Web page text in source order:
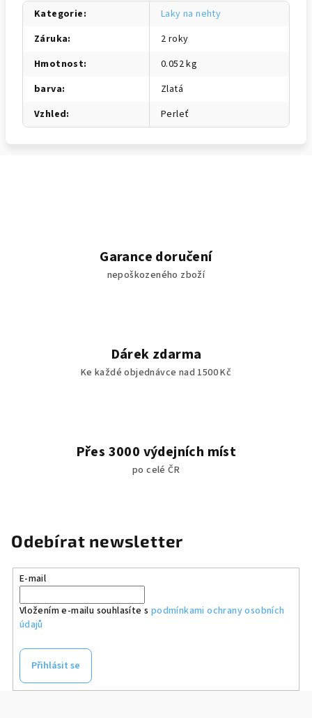
Kategorie:
Laky na nehty
Záruka:
2 roky
Hmotnost:
0.052 kg
barva:
Zlatá
Vzhled: Perleť
Garance doručení
nepoškozeného zboží
Dárek zdarma
Ke každé objednávce nad 1500 Kč
Přes 3000 výdejních míst
po celé ČR
Odebírat newsletter
E-mail
Vložením e-mailu souhlasíte s podmínkami ochrany osobních
údajů
Přihlásit se